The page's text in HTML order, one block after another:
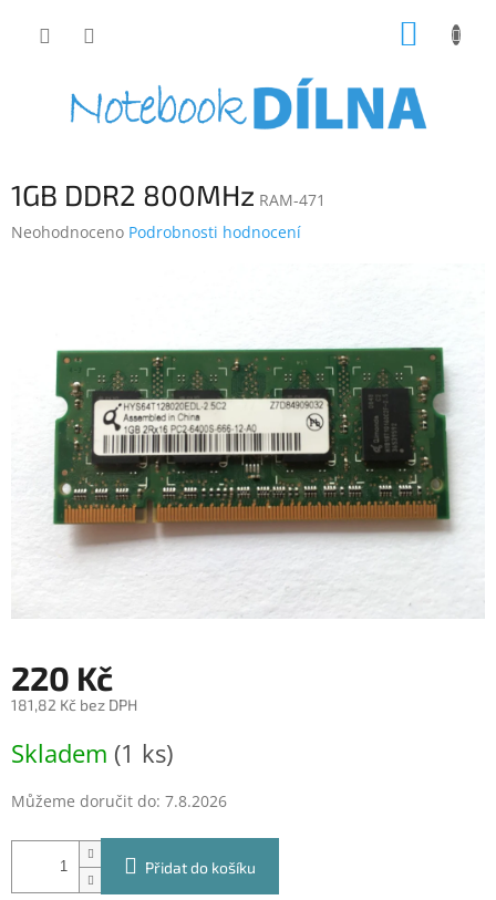
1GB DDR2 800MHz RAM-471
Průměrné
hvězdiček.
Neohodnoceno Podrobnosti hodnocení
220 Kč
181,82 Kč bez DPH
cena:
Skladem (1 ks)
Můžeme doručit do: 7.8.2026
Přidat do košíku